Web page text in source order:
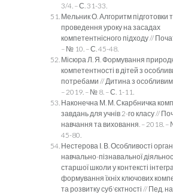
3/4. – С. 31-33.
Мельник О. Алгоритм підготовки
проведення уроку на засадах
компетентнісного підходу //
– № 10. – С. 45-48.
Місюра Л. Я. Формування
компетентності в дітей з
потребами // Дитина з
– 2019. – № 8. – С. 1-11.
Наконечна М. М. Скарбничка
завдань для учнів 2-го класу //
навчання та виховання. – 2018. –
45-80.
Нестерова І. В. Особливості
навчально-пізнавальної
старшої школи у контексті
формування їхніх ключових
та розвитку суб'єктності // Пед.